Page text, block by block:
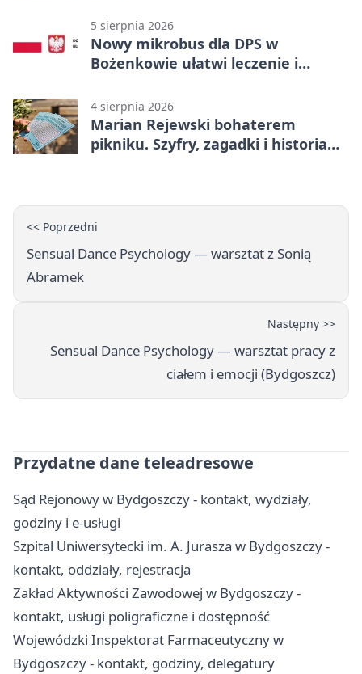
5 sierpnia 2026
Nowy mikrobus dla DPS w
Bożenkowie ułatwi leczenie i
4 sierpnia 2026
Marian Rejewski bohaterem
pikniku. Szyfry, zagadki i historia
<< Poprzedni
Sensual Dance Psychology — warsztat z Sonią
Abramek
Następny >>
Sensual Dance Psychology — warsztat pracy z
ciałem i emocji (Bydgoszcz)
Przydatne dane teleadresowe
Sąd Rejonowy w Bydgoszczy - kontakt, wydziały,
godziny i e-usługi
Szpital Uniwersytecki im. A. Jurasza w Bydgoszczy -
kontakt, oddziały, rejestracja
Zakład Aktywności Zawodowej w Bydgoszczy -
kontakt, usługi poligraficzne i dostępność
Wojewódzki Inspektorat Farmaceutyczny w
Bydgoszczy - kontakt, godziny, delegatury